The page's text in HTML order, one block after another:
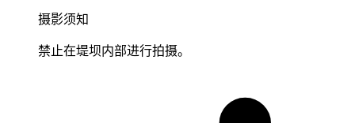
摄影须知
禁止在堤坝内部进行拍摄。